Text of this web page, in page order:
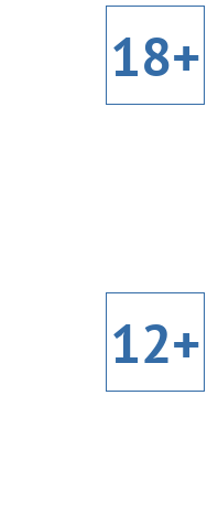
18+
12+